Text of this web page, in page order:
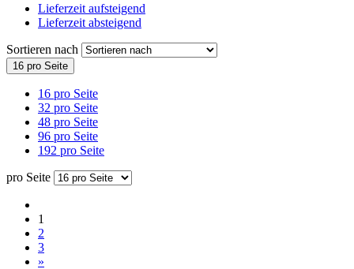
Lieferzeit aufsteigend
Lieferzeit absteigend
Sortieren nach
16 pro Seite
16 pro Seite
32 pro Seite
48 pro Seite
96 pro Seite
192 pro Seite
pro Seite
1
2
3
»